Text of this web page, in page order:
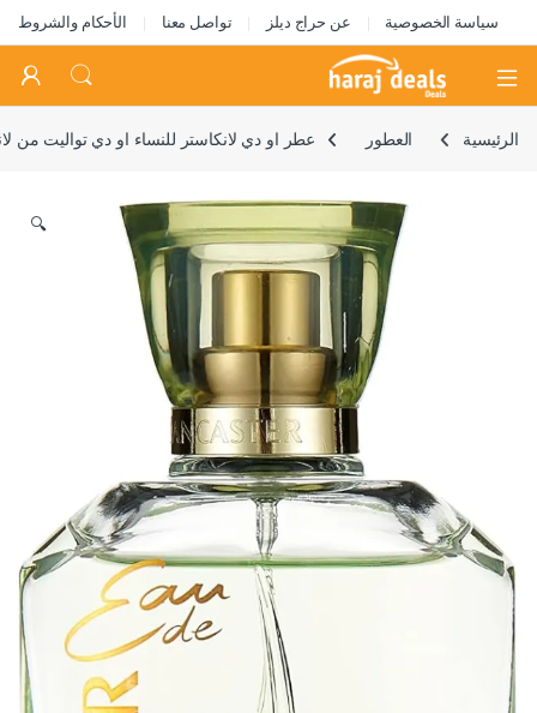
سياسة الخصوصية عن حراج ديلز تواصل معنا الأحكام والشروط
Open
الرئيسية العطور عطر او دي لانكاستر للنساء او دي تواليت من
🔍